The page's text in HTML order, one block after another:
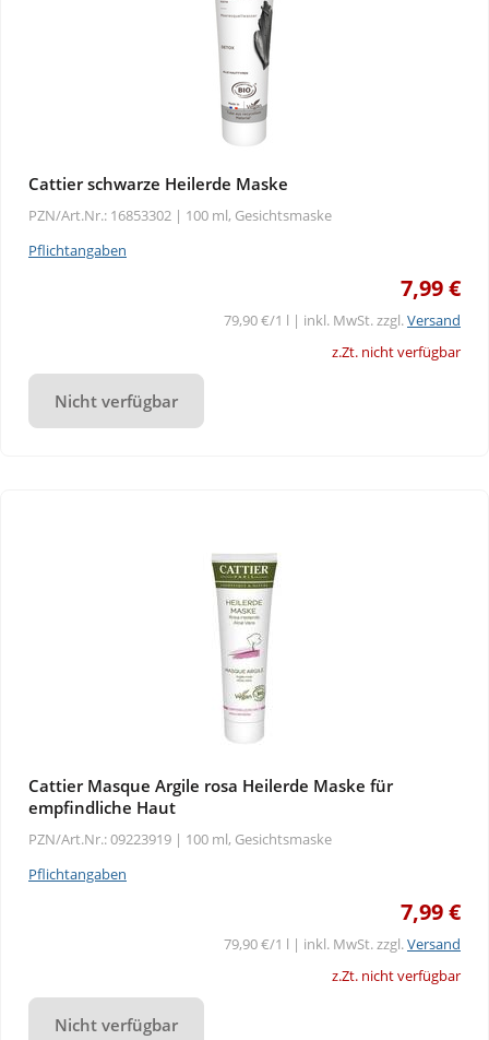
Cattier schwarze Heilerde Maske
PZN/Art.Nr.: 16853302 | 100 ml, Gesichtsmaske
Pflichtangaben
7,99 €
79,90 €/1 l | inkl. MwSt. zzgl.Versand
z.Zt. nicht verfügbar
Nicht verfügbar
Cattier Masque Argile rosa Heilerde Maske für
empfindliche Haut
PZN/Art.Nr.: 09223919 | 100 ml, Gesichtsmaske
Pflichtangaben
7,99 €
79,90 €/1 l | inkl. MwSt. zzgl.Versand
z.Zt. nicht verfügbar
Nicht verfügbar